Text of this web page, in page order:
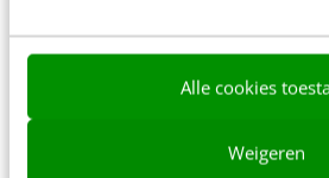
Alle cookies
Weigeren
Klantcontact & CX